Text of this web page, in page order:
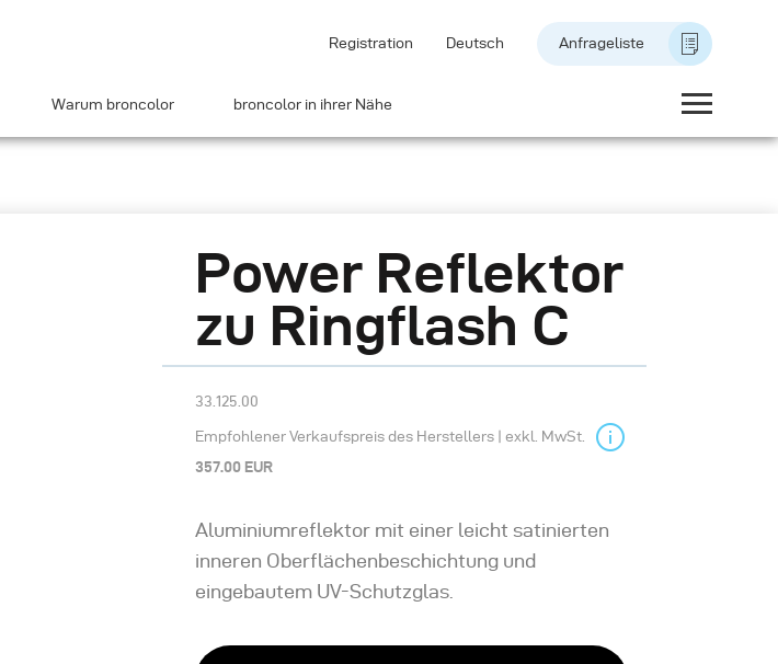
Registration Deutsch Anfrageliste
Warum broncolor broncolor in ihrer Nähe
Power Reflektor
zu Ringflash C
33.125.00
Empfohlener Verkaufspreis des Herstellers | exkl. MwSt.
357.00 EUR
Aluminiumreflektor mit einer leicht satinierten
inneren Oberflächenbeschichtung und
eingebautem UV-Schutzglas.